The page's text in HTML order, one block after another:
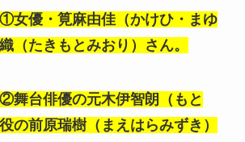
女優・筧麻由佳（かけひ・まゆ
（たきもとみおり）さん。
舞台俳優の元木伊智朗（もと
の前原瑞樹（まえはらみずき）